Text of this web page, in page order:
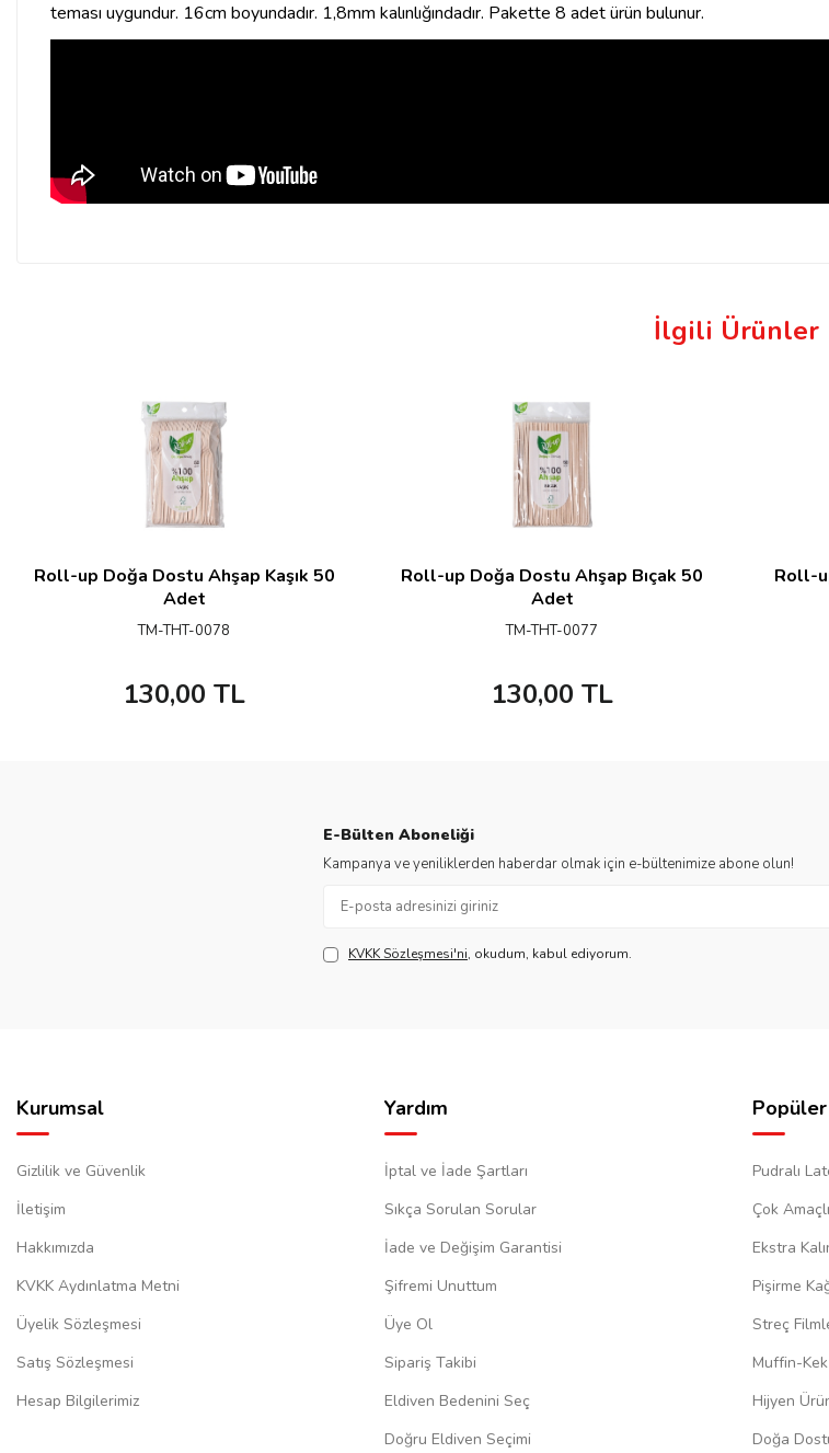
teması uygundur. 16cm boyundadır. 1,8mm kalınlığındadır. Pakette 8 adet ürün bulunur.
İlgili Ürünler
Roll-up Doğa Dostu Ahşap Kaşık 50
Adet
TM-THT-0078
130,00 TL
Roll-up Doğa Dostu Ahşap Bıçak 50
Adet
TM-THT-0077
130,00 TL
Roll-
E-Bülten Aboneliği
Kampanya ve yeniliklerden haberdar olmak için e-bültenimize abone olun!
KVKK Sözleşmesi'ni, okudum, kabul ediyorum.
Kurumsal
Gizlilik ve Güvenlik
İletişim
Hakkımızda
KVKK Aydınlatma Metni
Üyelik Sözleşmesi
Satış Sözleşmesi
Hesap Bilgilerimiz
Yardım
İptal ve İade Şartları
Sıkça Sorulan Sorular
İade ve Değişim Garantisi
Şifremi Unuttum
Üye Ol
Sipariş Takibi
Eldiven Bedenini Seç
Doğru Eldiven Seçimi
Pudralı
Çok
Ekstra
Pişirme
Streç
Muffin-
Hijyen
Doğa